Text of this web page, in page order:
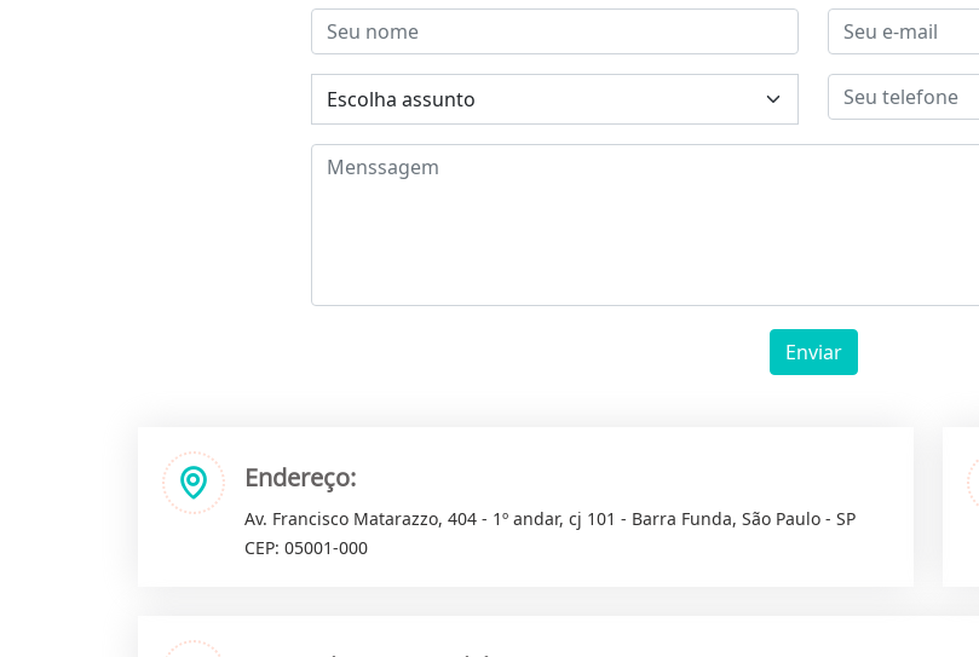
Enviar
Endereço:
Av. Francisco Matarazzo, 404 - 1º andar, cj 101 - Barra Funda, São Paulo - SP
CEP: 05001-000